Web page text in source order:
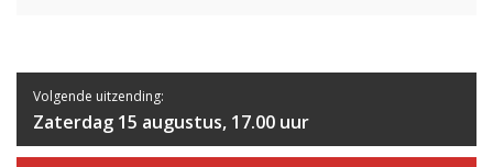
Volgende uitzending:
Zaterdag 15 augustus, 17.00 uur